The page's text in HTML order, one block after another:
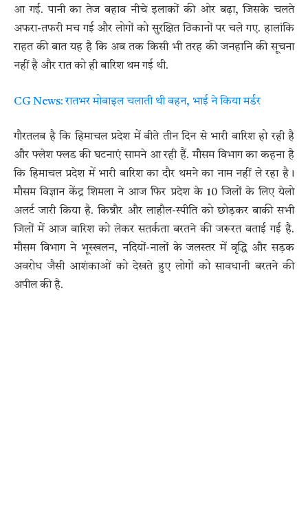
आ गई. पानी का तेज बहाव नीचे इलाकों की ओर बढ़ा, जिसके चलते
अफरा-तफरी मच गई और लोगों को सुरक्षित ठिकानों पर चले गए. हालांकि
राहत की बात यह है कि अब तक किसी भी तरह की जनहानि की सूचना
नहीं है और रात को ही बारिश थम गई थी.
CG News: रातभर मोबाइल चलाती थी बहन, भाई ने किया मर्डर
गौरतलब है कि हिमाचल प्रदेश में बीते तीन दिन से भारी बारिश हो रही है
और फ्लेश फ्लड की घटनाएं सामने आ रही हैं. मौसम विभाग का कहना है
कि हिमाचल प्रदेश में भारी बारिश का दौर थमने का नाम नहीं ले रहा है।
मौसम विज्ञान केंद्र शिमला ने आज फिर प्रदेश के 10 जिलों के लिए येलो
अलर्ट जारी किया है. किन्नौर और लाहौल-स्पीति को छोड़कर बाकी सभी
जिलों में आज बारिश को लेकर सतर्कता बरतने की जरूरत बताई गई है.
मौसम विभाग ने भूस्खलन, नदियों-नालों के जलस्तर में वृद्धि और सड़क
अवरोध जैसी आशंकाओं को देखते हुए लोगों को सावधानी बरतने की
अपील की है.